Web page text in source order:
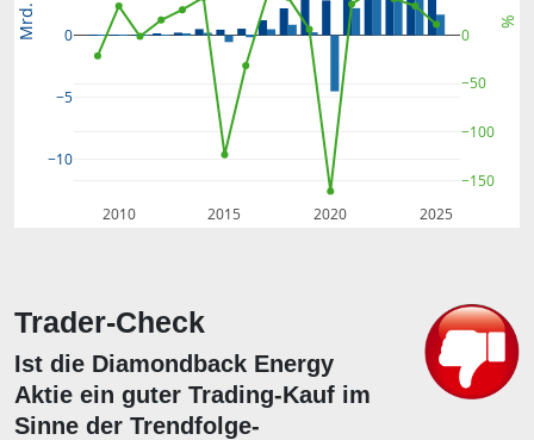
2010 2015 2020 2025
−10
−5
0
−150
−100
−50
0
Mrd. %
Trader-Check
Ist die Diamondback Energy
Aktie ein guter Trading-Kauf im
Sinne der Trendfolge-